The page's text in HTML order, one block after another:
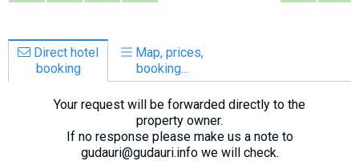
Direct hotel
booking
Map, prices,
booking...
Your request will be forwarded directly to the
property owner.
If no response please make us a note to
gudauri@gudauri.info we will check.